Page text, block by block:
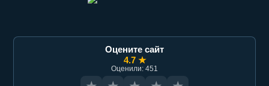
Оцените сайт
4.7 ★
Оценили: 451